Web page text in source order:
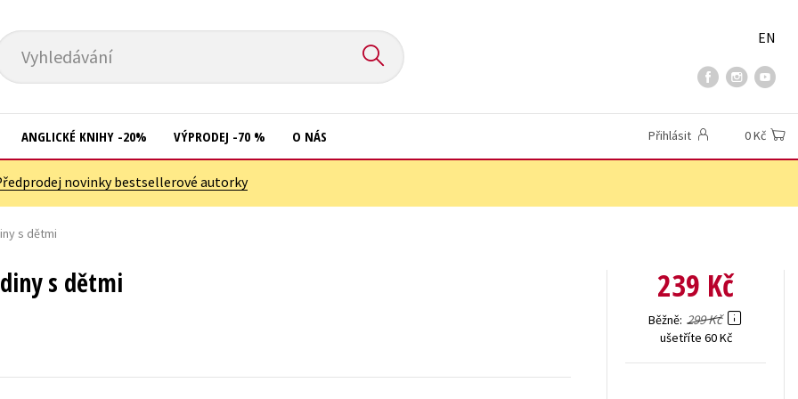
Vyhledávání
EN
Kuchařky
New Adult
ANGLICKÉ KNIHY -20% VÝPRODEJ -70 % O NÁS Přihlásit 0 Kč
novinky bestsellerové autorky
s dětmi
s dětmi 239 Kč
Běžně 299 Kč
ušetříte 60 Kč